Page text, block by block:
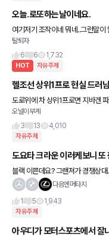
오늘.로또하는날이네요.
여기저기 조작이네 뭐네..그런말
아요.설상조작이라고해도 될놈은.되는거
등4번 4등수없이.. 5등은 거의걸리
탈퇴자
6
6 1,732
HOT 자유주제
헬조선 상위1프로 현실 드러
도로위에 차 상위1프로면 지바겐 파나메라
은 30억 간당간당하노 ㅋㅋㅋㅋㅋㅋㅋㅋㅋ
빈부격차 더럽게 심한 산유국인데 ㅋ
오널이부계
3
13 4,010
자유주제
도요타 크라운 이러케보니 또
블랙 이쁜데요? 그랜져가 경쟁상
데 가격대가 좀만더보면 es랑 g80
다음엔머타지
1
5 1,943
자유주제
아우디가 모터스포츠에서 잘